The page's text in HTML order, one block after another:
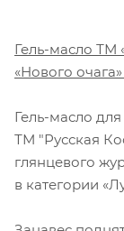
Гель-масло ТМ
«Нового
Гель-масло
ТМ "Русская
глянцевого
в категории